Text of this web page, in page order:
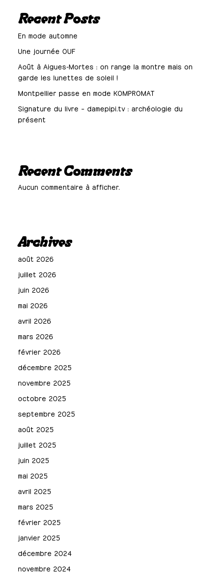
Recent Posts
En mode automne
Une journée OUF
Août à Aigues-Mortes : on range la montre mais on
garde les lunettes de soleil !
Montpellier passe en mode KOMPROMAT
Signature du livre – damepipi.tv : archéologie du
présent
Recent Comments
Aucun commentaire à afficher.
Archives
août 2026
juillet 2026
juin 2026
mai 2026
avril 2026
mars 2026
février 2026
décembre 2025
novembre 2025
octobre 2025
septembre 2025
août 2025
juillet 2025
juin 2025
mai 2025
avril 2025
mars 2025
février 2025
janvier 2025
décembre 2024
novembre 2024